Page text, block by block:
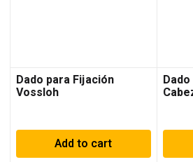
Dado para Fijación
Vossloh
Add to cart